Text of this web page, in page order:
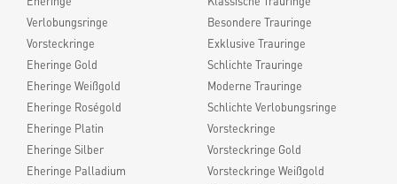
Verlobungsringe
Vorsteckringe
Eheringe Gold
Eheringe Weißgold
Eheringe Roségold
Eheringe Platin
Eheringe Silber
Eheringe Palladium
Besondere Trauringe
Exklusive Trauringe
Schlichte Trauringe
Moderne Trauringe
Schlichte Verlobungsringe
Vorsteckringe
Vorsteckringe Gold
Vorsteckringe Weißgold